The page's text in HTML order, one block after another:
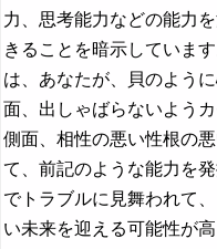
力、思考能力などの能力
きることを暗示していま
は、あなたが、貝のよう
面、出しゃばらないよう
側面、相性の悪い性根の
て、前記のような能力を
でトラブルに見舞われて
い未来を迎える可能性が